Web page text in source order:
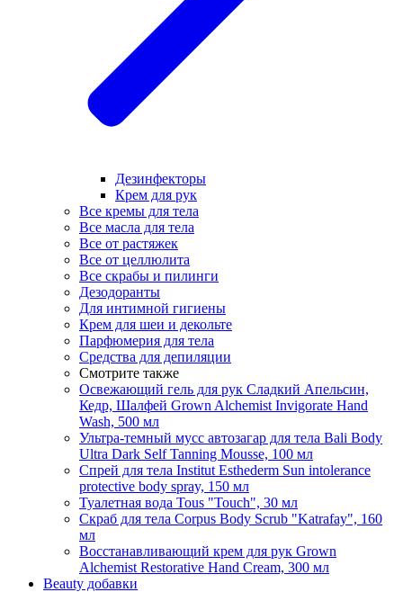
Дезинфекторы
Крем для рук
Все кремы для тела
Все масла для тела
Все от растяжек
Все от целлюлита
Все скрабы и пилинги
Дезодоранты
Для интимной гигиены
Крем для шеи и декольте
Парфюмерия для тела
Средства для депиляции
Смотрите также
Освежающий гель для рук Сладкий Апельсин,
Кедр, Шалфей Grown Alchemist Invigorate Hand
Wash, 500 мл
Ультра-темный мусс автозагар для тела Bali Body
Ultra Dark Self Tanning Mousse, 100 мл
Спрей для тела Institut Esthederm Sun intolerance
protective body spray, 150 мл
Туалетная вода Tous "Touch", 30 мл
Скраб для тела Corpus Body Scrub "Katrafay", 160
мл
Восстанавливающий крем для рук Grown
Alchemist Restorative Hand Cream, 300 мл
Beauty добавки